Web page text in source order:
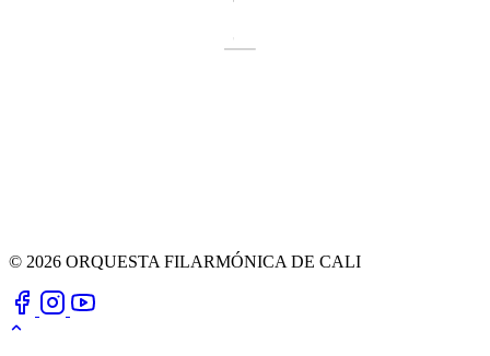
© 2026 ORQUESTA FILARMÓNICA DE CALI